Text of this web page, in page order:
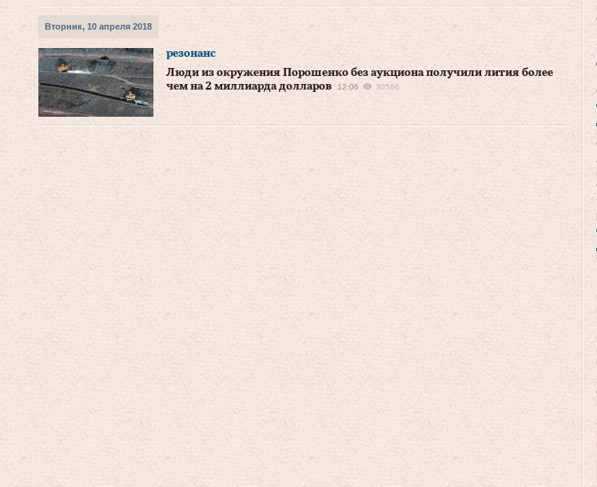
Вторник, 10 апреля 2018
резонанс
Люди из окружения Порошенко без аукциона получили лития более
чем на 2 миллиарда долларов
12:06 30586